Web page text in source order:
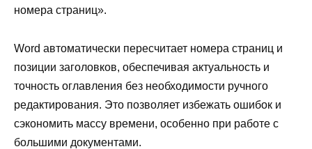
номера страниц».
Word автоматически пересчитает номера страниц и
позиции заголовков, обеспечивая актуальность и
точность оглавления без необходимости ручного
редактирования. Это позволяет избежать ошибок и
сэкономить массу времени, особенно при работе с
большими документами.